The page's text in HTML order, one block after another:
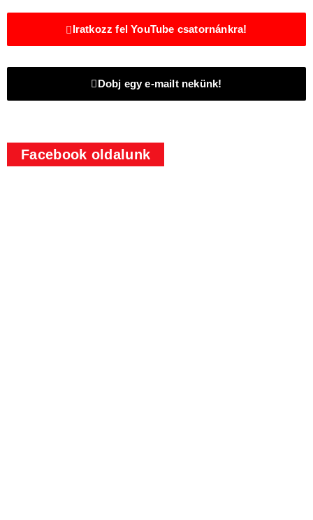
Iratkozz fel YouTube csatornánkra!
Dobj egy e-mailt nekünk!
Facebook oldalunk